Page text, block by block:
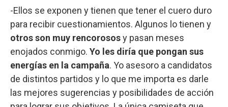
-Ellos se exponen y tienen que tener el cuero duro
para recibir cuestionamientos. Algunos lo tienen y
otros son muy rencorososy pasan meses
enojados conmigo. Yo les diría que pongan sus
energías en la campaña. Yo asesoro a candidatos
de distintos partidos y lo que me importa es darle
las mejores sugerencias y posibilidades de acción